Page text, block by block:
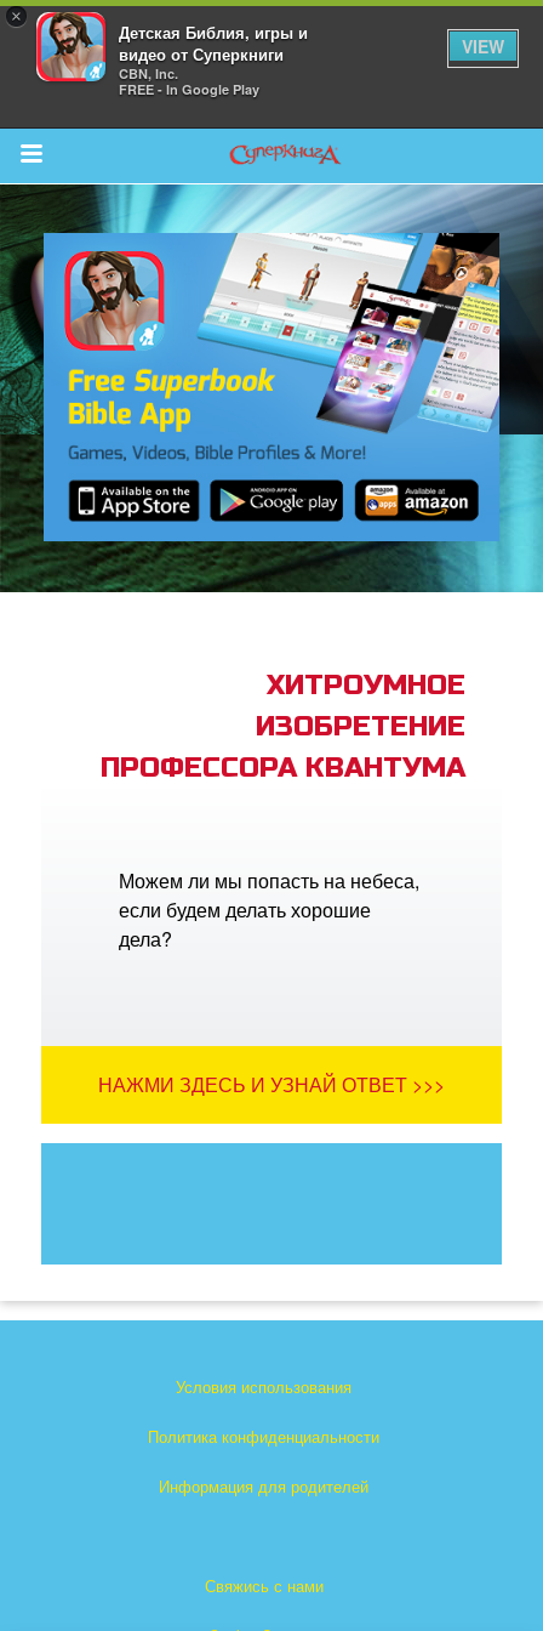
×
Детская Библия, игры и
видео от Суперкниги
CBN, Inc.
FREE - In Google Play
VIEW
Return to Content
Bible App
ХИТРОУМНОЕ
ИЗОБРЕТЕНИЕ
ПРОФЕССОРА КВАНТУМА
Можем ли мы попасть на небеса,
если будем делать хорошие
дела?
НАЖМИ ЗДЕСЬ И УЗНАЙ ОТВЕТ >>>
Условия использования
Политика конфиденциальности
Информация для родителей
Свяжись с нами